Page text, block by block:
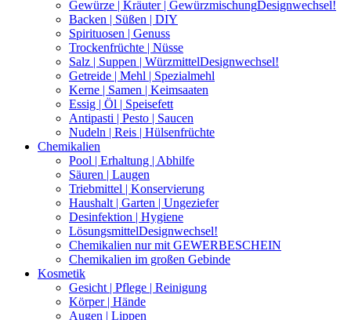
Gewürze | Kräuter | GewürzmischungDesignwechsel!
Backen | Süßen | DIY
Spirituosen | Genuss
Trockenfrüchte | Nüsse
Salz | Suppen | WürzmittelDesignwechsel!
Getreide | Mehl | Spezialmehl
Kerne | Samen | Keimsaaten
Essig | Öl | Speisefett
Antipasti | Pesto | Saucen
Nudeln | Reis | Hülsenfrüchte
Chemikalien
Pool | Erhaltung | Abhilfe
Säuren | Laugen
Triebmittel | Konservierung
Haushalt | Garten | Ungeziefer
Desinfektion | Hygiene
LösungsmittelDesignwechsel!
Chemikalien nur mit GEWERBESCHEIN
Chemikalien im großen Gebinde
Kosmetik
Gesicht | Pflege | Reinigung
Körper | Hände
Augen | Lippen